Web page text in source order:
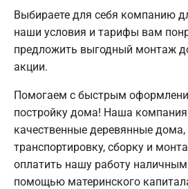
Выбираете для себя компанию
наши условия и тарифы вам
предложить выгодный монтаж
акции.
Помогаем с быстрым
постройку дома! Наша компания
качественные деревянные
транспортировку, сборку и
оплатить нашу работу
помощью материнского